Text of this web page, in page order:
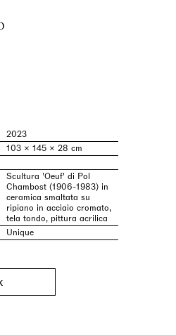
2023
103 × 145 × 28 cm
Scultura 'Oeuf' di Pol
Chambost (1906-1983) in
ceramica smaltata su
ripiano in acciaio cromato,
tela tondo, pittura acrilica
Unique